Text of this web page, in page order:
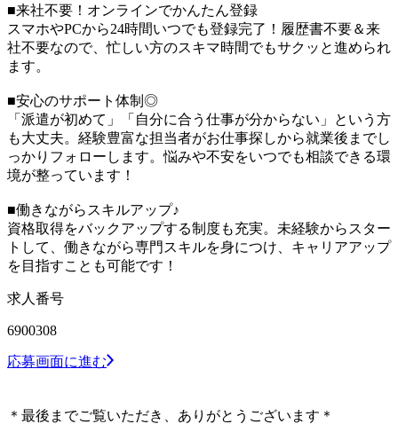
■来社不要！オンラインでかんたん登録
スマホやPCから24時間いつでも登録完了！履歴書不要＆来
社不要なので、忙しい方のスキマ時間でもサクッと進められ
ます。
■安心のサポート体制◎
「派遣が初めて」「自分に合う仕事が分からない」という方
も大丈夫。経験豊富な担当者がお仕事探しから就業後までし
っかりフォローします。悩みや不安をいつでも相談できる環
境が整っています！
■働きながらスキルアップ♪
資格取得をバックアップする制度も充実。未経験からスター
トして、働きながら専門スキルを身につけ、キャリアアップ
を目指すことも可能です！
求人番号
6900308
応募画面に進む
＊最後までご覧いただき、ありがとうございます＊